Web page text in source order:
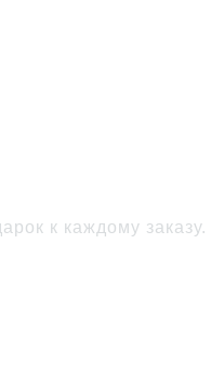
к каждому заказу.